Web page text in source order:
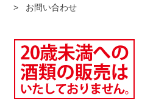
お問い合わせ